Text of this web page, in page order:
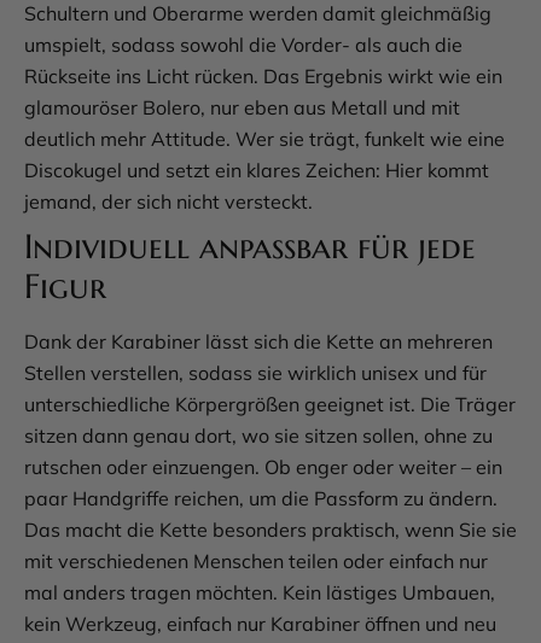
Schultern und Oberarme werden damit gleichmäßig
umspielt, sodass sowohl die Vorder- als auch die
Rückseite ins Licht rücken. Das Ergebnis wirkt wie ein
glamouröser Bolero, nur eben aus Metall und mit
deutlich mehr Attitude. Wer sie trägt, funkelt wie eine
Discokugel und setzt ein klares Zeichen: Hier kommt
jemand, der sich nicht versteckt.
Individuell anpassbar für jede
Figur
Dank der Karabiner lässt sich die Kette an mehreren
Stellen verstellen, sodass sie wirklich unisex und für
unterschiedliche Körpergrößen geeignet ist. Die Träger
sitzen dann genau dort, wo sie sitzen sollen, ohne zu
rutschen oder einzuengen. Ob enger oder weiter – ein
paar Handgriffe reichen, um die Passform zu ändern.
Das macht die Kette besonders praktisch, wenn Sie sie
mit verschiedenen Menschen teilen oder einfach nur
mal anders tragen möchten. Kein lästiges Umbauen,
kein Werkzeug, einfach nur Karabiner öffnen und neu